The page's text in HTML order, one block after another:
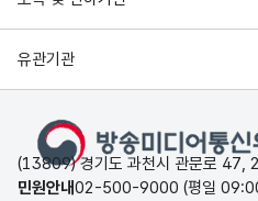
유관기관
(13809) 경기도 과천시 관문로 47,
민원안내02-500-9000 (평일